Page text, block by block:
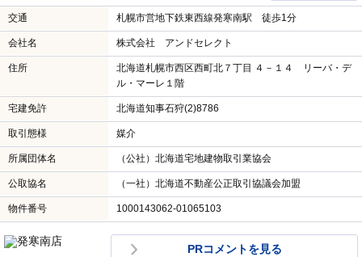
交通 札幌市営地下鉄東西線発寒南駅 徒歩1分
会社名 株式会社 アンドセレクト
住所
北海道札幌市西区西町北７丁目 ４－１４ リーバ・デ
ル・マーレ１階
宅建免許 北海道知事石狩(2)8786
取引態様 媒介
所属団体名 （公社）北海道宅地建物取引業協会
公取協名 （一社）北海道不動産公正取引協議会加盟
物件番号 1000143062-01065103
PRコメントを見る